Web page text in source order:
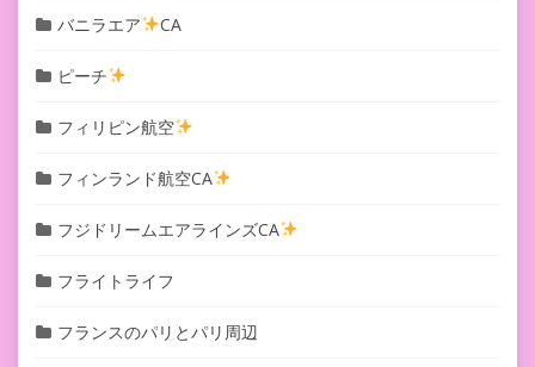
バニラエア CA
ピーチ
フィリピン航空
フィンランド航空CA
フジドリームエアラインズCA
フライトライフ
フランスのパリとパリ周辺